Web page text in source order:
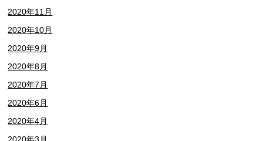
2020年11月
2020年10月
2020年9月
2020年8月
2020年7月
2020年6月
2020年4月
2020年3月